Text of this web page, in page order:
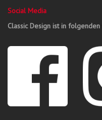
Social Media
Classic Design ist in